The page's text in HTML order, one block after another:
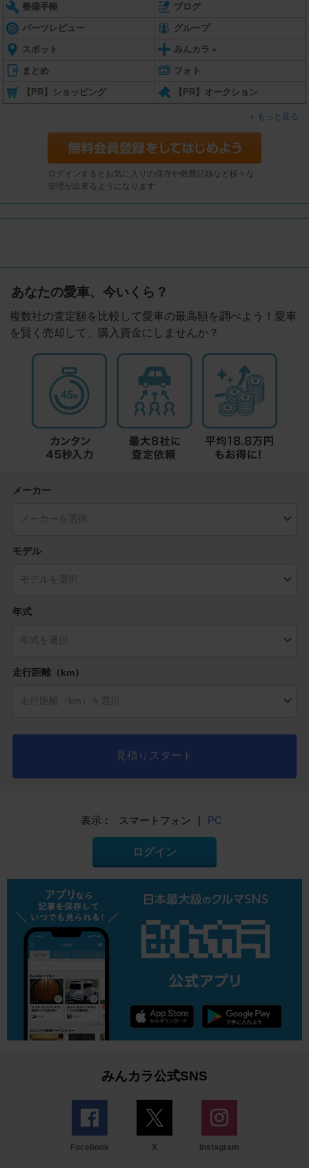
整備手帳 ブログ
パーツレビュー グループ
スポット みんカラ＋
まとめ フォト
【PR】ショッピング 【PR】オークション
もっと見る
ログインするとお気に入りの保存や燃費記録など様々な
管理が出来るようになります
あなたの愛車、今いくら？
複数社の査定額を比較して愛車の最高額を調べよう！愛車
を賢く売却して、購入資金にしませんか？
メーカー
モデル
年式
走行距離（km）
見積りスタート
表示： スマートフォン | PC
ログイン
みんカラ公式SNS
Facebook X Instagram